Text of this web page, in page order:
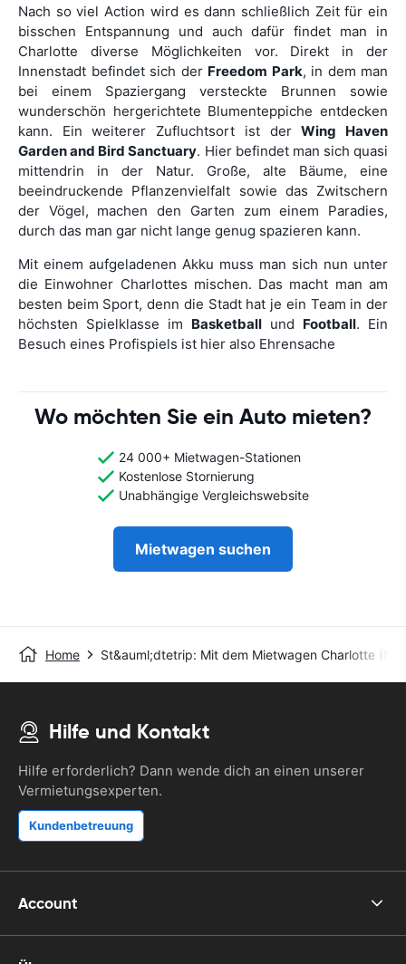
Nach so viel Action wird es dann schließlich Zeit für ein
bisschen Entspannung und auch dafür findet man in
Charlotte diverse Möglichkeiten vor. Direkt in der
Innenstadt befindet sich der Freedom Park, in dem man
bei einem Spaziergang versteckte Brunnen sowie
wunderschön hergerichtete Blumenteppiche entdecken
kann. Ein weiterer Zufluchtsort ist derWing Haven
Garden and Bird Sanctuary. Hier befindet man sich quasi
mittendrin in der Natur. Große, alte Bäume, eine
beeindruckende Pflanzenvielfalt sowie das Zwitschern
der Vögel, machen den Garten zum einem Paradies,
durch das man gar nicht lange genug spazieren kann.
Mit einem aufgeladenen Akku muss man sich nun unter
die Einwohner Charlottes mischen. Das macht man am
besten beim Sport, denn die Stadt hat je ein Team in der
höchsten Spielklasse im Basketball und Football. Ein
Besuch eines Profispiels ist hier also Ehrensache
Wo möchten Sie ein Auto mieten?
24 000+ Mietwagen-Stationen
Kostenlose Stornierung
Unabhängige Vergleichswebsite
Mietwagen suchen
Home St&auml;dtetrip: Mit dem Mietwagen Charlotte
Hilfe und Kontakt
Hilfe erforderlich? Dann wende dich an einen unserer
Vermietungsexperten.
Kundenbetreuung
Account